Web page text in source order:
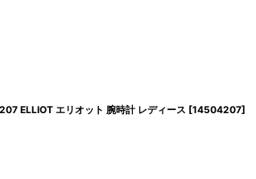
ELLIOT エリオット 腕時計 レディース [14504207]